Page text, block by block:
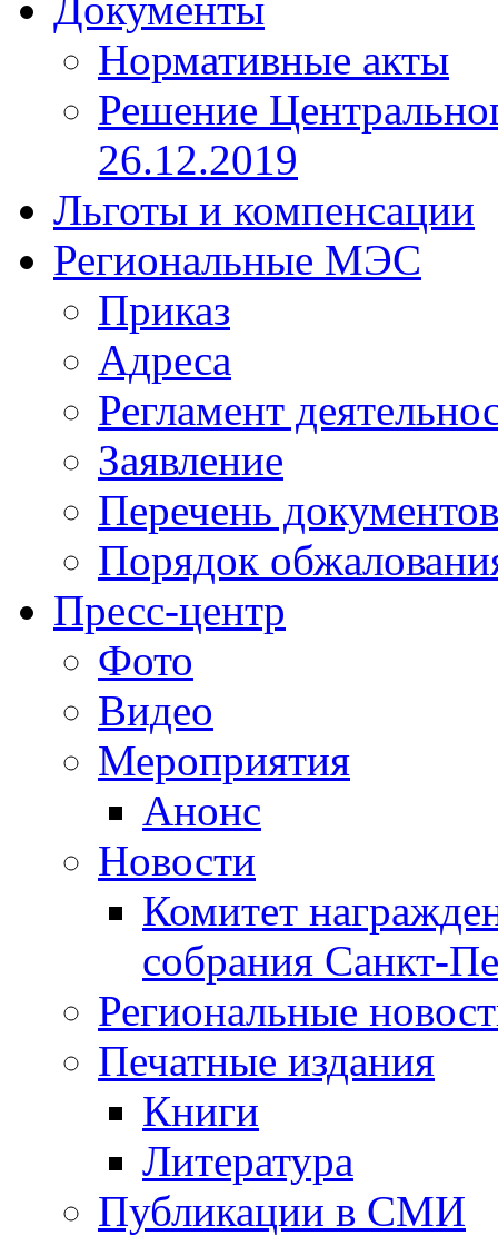
Нормативные акты
Решение
26.12.2019
Льготы и компенсации
Региональные МЭС
Приказ
Адреса
Регламент
Заявление
Перечень документов
Порядок
Пресс-центр
Фото
Видео
Мероприятия
Анонс
Новости
Комитет
собрания Санкт-
Региональные
Печатные издания
Книги
Литература
Публикации в СМИ